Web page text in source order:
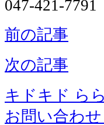
047-421-7791
前の記事
次の記事
キドキド ら
お問い合わ